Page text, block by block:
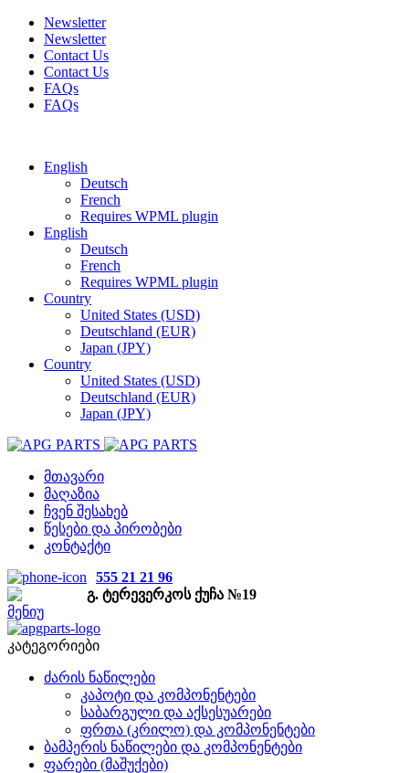
Newsletter
Newsletter
Contact Us
Contact Us
FAQs
FAQs
English
Deutsch
French
Requires WPML plugin
English
Deutsch
French
Requires WPML plugin
Country
United States (USD)
Deutschland (EUR)
Japan (JPY)
Country
United States (USD)
Deutschland (EUR)
Japan (JPY)
მთავარი
მაღაზია
ჩვენ შესახებ
წესები და პირობები
კონტაქტი
555 21 21 96
გ. ტერევერკოს ქუჩა №19
მენიუ
კატეგორიები
ძარის ნაწილები
კაპოტი და კომპონენტები
საბარგული და აქსესუარები
ფრთა (კრილო) და კომპონენტები
ბამპერის ნაწილები და კომპონენტები
ფარები (მაშუქები)